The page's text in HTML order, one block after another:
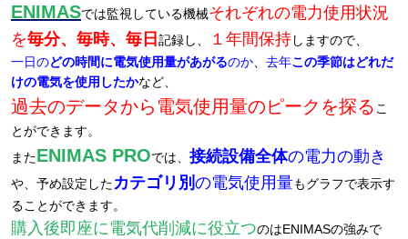
ENIMASでは監視している機械それぞれの電力使用状況
を毎分、毎時、毎日 記録し、 １年間保持しますので、
一日のどの時間に電気使用量があがるのか、 去年この季節はどれだ
けの電気を使用したかなど、
過去のデータから電気使用量のピークを探るこ
とができます。
またENIMAS PROでは、 接続設備全体の電力の動き
や、予め設定したカテゴリ別 の電気使用量もグラフで表示す
ることができます。
購入後即座に電気代削減に役立つのはENIMASの強みで